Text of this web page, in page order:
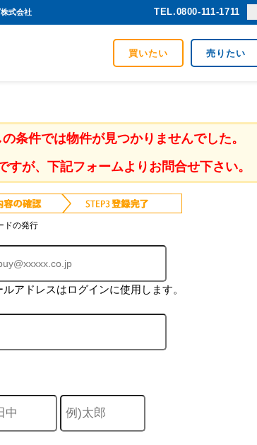
式会社
買いたい 売りたい
条件では物件が見つかりませんでした。
すが、下記フォームよりお問合せ下さい。
ドの発行
アドレスはログインに使用します。
TEL.0800-111-1711